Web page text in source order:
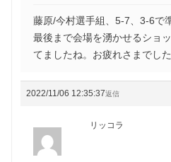
藤原/今村選手組、5-7、3-6で
最後まで会場を湧かせるショ
てましたね。お疲れさまでした
2022/11/06 12:35:37返信
リッコラ